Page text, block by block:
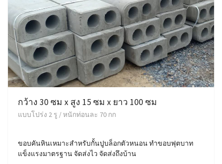
กว้าง 30 ซม x สูง 15 ซม x ยาว 100 ซม
แบบโปร่ง 2 รู / หนักท่อนละ 70 กก
ขอบคันหินเหมาะสำหรับกั้นปูบล็อกตัวหนอน ทำขอบฟุตบาท
แข็งแรงมาตรฐาน จัดส่งไว จัดส่งถึงบ้าน